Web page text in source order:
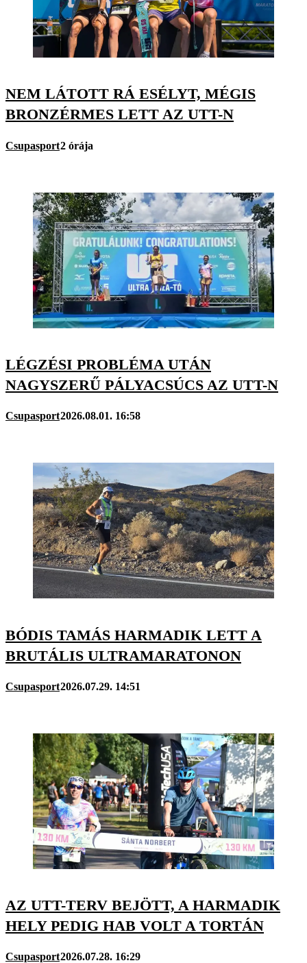
NEM LÁTOTT RÁ ESÉLYT, MÉGIS
BRONZÉRMES LETT AZ UTT-N
Csupasport2 órája
LÉGZÉSI PROBLÉMA UTÁN
NAGYSZERŰ PÁLYACSÚCS AZ UTT-N
Csupasport2026.08.01. 16:58
BÓDIS TAMÁS HARMADIK LETT A
BRUTÁLIS ULTRAMARATONON
Csupasport2026.07.29. 14:51
AZ UTT-TERV BEJÖTT, A HARMADIK
HELY PEDIG HAB VOLT A TORTÁN
Csupasport2026.07.28. 16:29